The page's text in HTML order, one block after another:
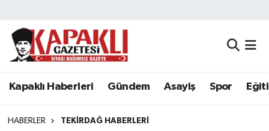
Kapaklı Haberleri Gündem Asayiş Spor
HABERLER TEKIRDAĞ HABERLERI
Kapaklı Haberleri
Asayiş
Tekirdağ Nöbetçi Eczaneler
Tekirdağ Namaz Vakitleri